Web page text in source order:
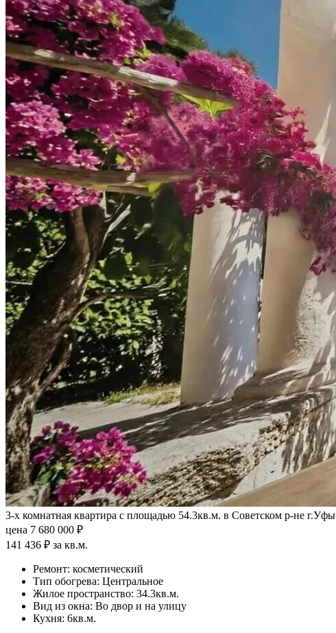
3-х комнатная квартира с площадью 54.3кв.м. в Советском р-не г.Уфы
цена 7 680 000 ₽
141 436 ₽ за кв.м.
Ремонт: косметический
Тип обогрева: Центральное
Жилое пространство: 34.3кв.м.
Вид из окна: Во двор и на улицу
Кухня: 6кв.м.